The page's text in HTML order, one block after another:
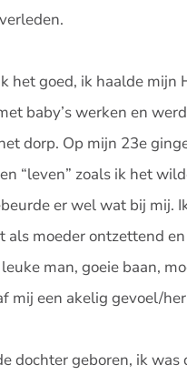
het goed, ik haalde
baby’s werken en
dorp. Op mijn 23e
“leven” zoals ik het
er wel wat bij mij.
als moeder ontzettend
man, goeie baan,
mij een akelig gevoel/
dochter geboren, ik